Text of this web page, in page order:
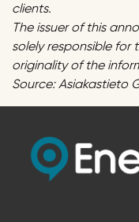
clients.
The issuer of this
solely responsible
originality of the
Source: Asiakastieto